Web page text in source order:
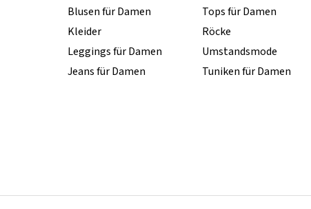
Blusen für Damen
Kleider
Leggings für Damen
Jeans für Damen
Tops für Damen
Röcke
Umstandsmode
Tuniken für Damen